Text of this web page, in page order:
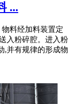
...
料经加料装置定
入粉碎腔。进入粉
,并有规律的形成物